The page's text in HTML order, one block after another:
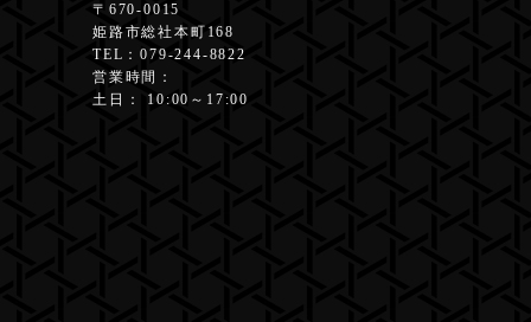
〒670-0015
姫路市総社本町168
TEL：079-244-8822
営業時間：
土日： 10:00～17:00